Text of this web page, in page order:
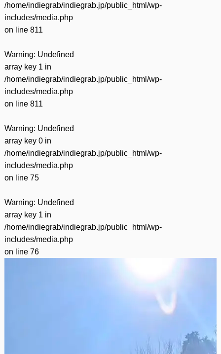
/home/indiegrab/indiegrab.jp/public_html/wp-
includes/media.php
on line 811
Warning: Undefined
array key 1 in
/home/indiegrab/indiegrab.jp/public_html/wp-
includes/media.php
on line 811
Warning: Undefined
array key 0 in
/home/indiegrab/indiegrab.jp/public_html/wp-
includes/media.php
on line 75
Warning: Undefined
array key 1 in
/home/indiegrab/indiegrab.jp/public_html/wp-
includes/media.php
on line 76